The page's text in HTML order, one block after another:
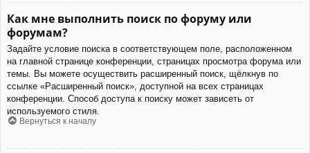
Как мне выполнить поиск по форуму или
форумам?
Задайте условие поиска в соответствующем поле, расположенном
на главной странице конференции, страницах просмотра форума или
темы. Вы можете осуществить расширенный поиск, щёлкнув по
ссылке «Расширенный поиск», доступной на всех страницах
конференции. Способ доступа к поиску может зависеть от
используемого стиля.
Вернуться к началу